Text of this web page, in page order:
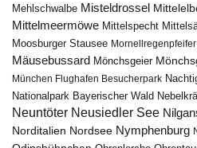
Mehlschwalbe Misteldrossel
Mittelmeermöwe Mittelspecht
Moosburger Stausee Mornellregenpfeifer
Mäusebussard Mönchsgeier
München Flughafen Besucherpark
Nationalpark Bayerischer Wald
Neuntöter Neusiedler See
Norditalien Nordsee Nymphenburg